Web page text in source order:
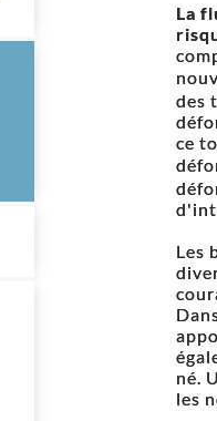
La
des
ce
Les
né.
les